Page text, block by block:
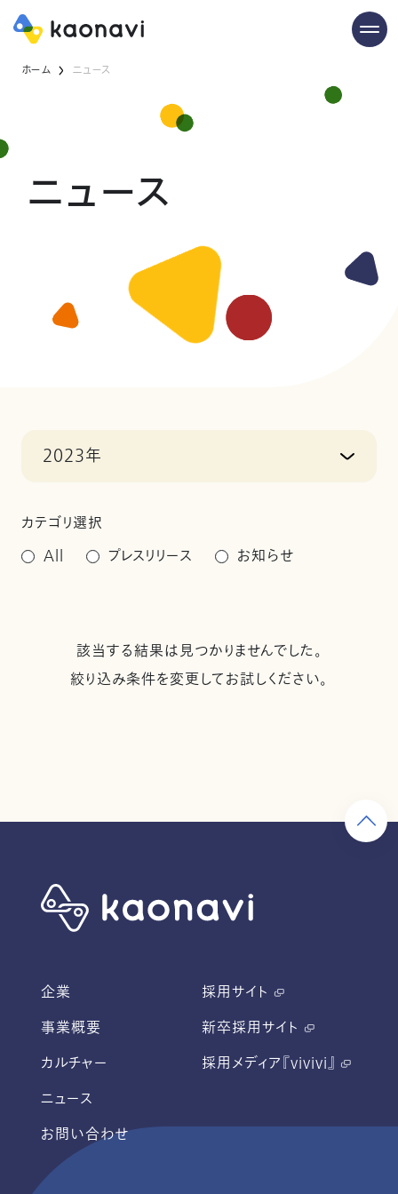
ホーム ニュース
ニュース
2023年
カテゴリ選択
All
プレスリリース お知らせ
該当する結果は見つかりませんでした。
絞り込み条件を変更してお試しください。
企業
事業概要
カルチャー
ニュース
お問い合わせ
採用サイト
新卒採用サイト
採用メディア『vivivi』